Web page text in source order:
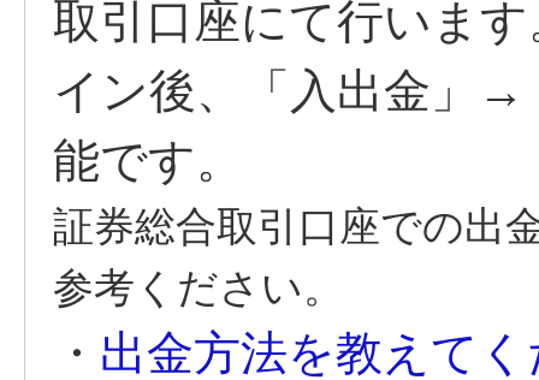
取引口座にて行いま
イン後、「入出金」→
能です。
証券総合取引口座での出
参考ください。
・ 出金方法を教えて